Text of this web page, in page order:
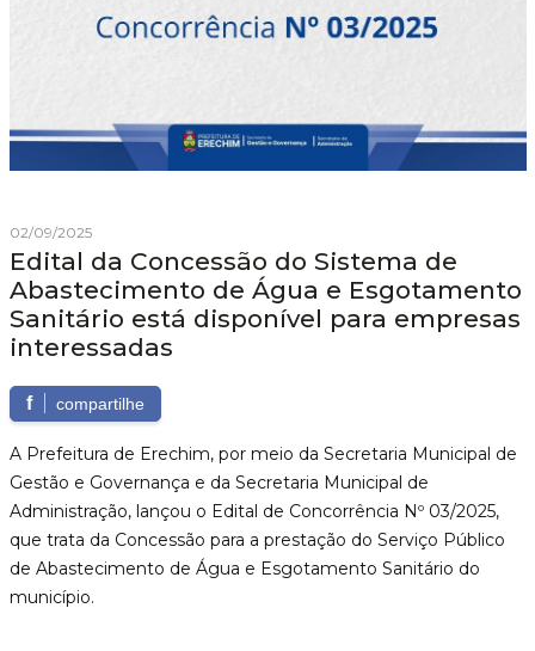
02/09/2025
Edital da Concessão do Sistema de
Abastecimento de Água e Esgotamento
Sanitário está disponível para empresas
interessadas
f compartilhe
A Prefeitura de Erechim, por meio da Secretaria Municipal de
Gestão e Governança e da Secretaria Municipal de
Administração, lançou o Edital de Concorrência Nº 03/2025,
que trata da Concessão para a prestação do Serviço Público
de Abastecimento de Água e Esgotamento Sanitário do
município.